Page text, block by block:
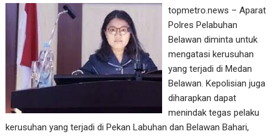
topmetro.news – Aparat
Polres Pelabuhan
Belawan diminta untuk
mengatasi kerusuhan
yang terjadi di Medan
Belawan. Kepolisian juga
diharapkan dapat
menindak tegas pelaku
kerusuhan yang terjadi di Pekan Labuhan dan Belawan Bahari,